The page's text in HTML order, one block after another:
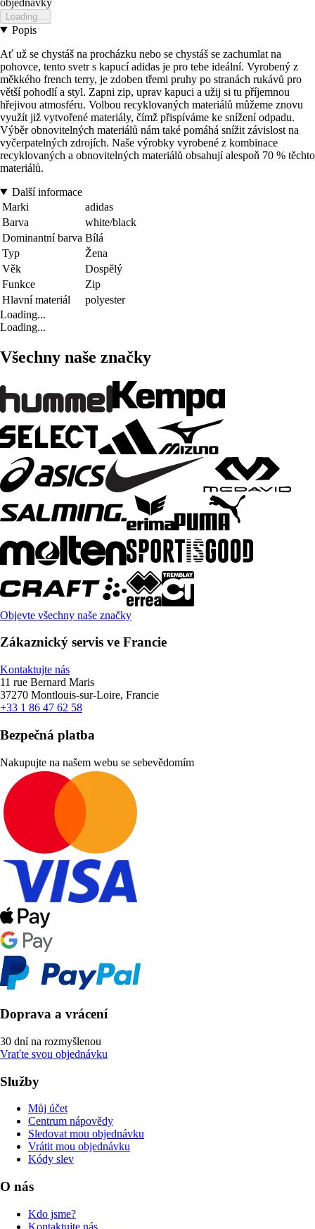
Loading...
Popis
Ať už se chystáš na procházku nebo se chystáš se zachumlat na
pohovce, tento svetr s kapucí adidas je pro tebe ideální. Vyrobený z
měkkého french terry, je zdoben třemi pruhy po stranách rukávů pro
větší pohodlí a styl. Zapni zip, uprav kapuci a užij si tu příjemnou
hřejivou atmosféru. Volbou recyklovaných materiálů můžeme znovu
využít již vytvořené materiály, čímž přispíváme ke snížení odpadu.
Výběr obnovitelných materiálů nám také pomáhá snížit závislost na
vyčerpatelných zdrojích. Naše výrobky vyrobené z kombinace
recyklovaných a obnovitelných materiálů obsahují alespoň 70 % těchto
materiálů.
Další informace
Marki
adidas
Barva
white/black
Dominantní barva Bílá
Typ
Žena
Věk
Dospělý
Funkce
Zip
Hlavní materiál
polyester
Loading...
Loading...
Všechny naše značky
Objevte všechny naše značky
Zákaznický servis ve Francie
Kontaktujte nás
11 rue Bernard Maris
37270 Montlouis-sur-Loire, Francie
+33 1 86 47 62 58
Bezpečná platba
Nakupujte na našem webu se sebevědomím
Doprava a vrácení
30 dní na rozmyšlenou
Vraťte svou objednávku
Služby
Můj účet
Centrum nápovědy
Sledovat mou objednávku
Vrátit mou objednávku
Kódy slev
O nás
Kdo jsme?
Kontaktujte nás